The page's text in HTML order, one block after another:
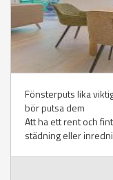
Fönsterputs lika
bör putsa dem
Att ha ett rent och
städning eller